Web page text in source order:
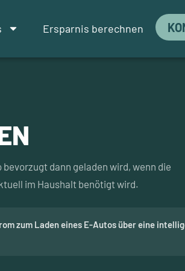
Ersparnis berechnen
dann geladen wird, wenn die
im Haushalt benötigt wird.
zum Laden eines E-Autos über eine